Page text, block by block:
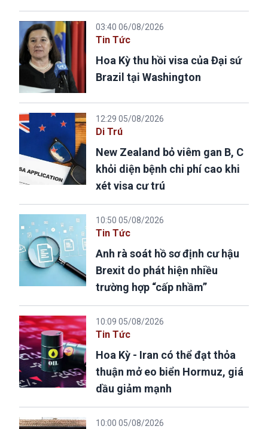
03:40 06/08/2026
Tin Tức
Hoa Kỳ thu hồi visa của Đại sứ
Brazil tại Washington
12:29 05/08/2026
Di Trú
New Zealand bỏ viêm gan B, C
khỏi diện bệnh chi phí cao khi
xét visa cư trú
10:50 05/08/2026
Tin Tức
Anh rà soát hồ sơ định cư hậu
Brexit do phát hiện nhiều
trường hợp “cấp nhầm”
10:09 05/08/2026
Tin Tức
Hoa Kỳ - Iran có thể đạt thỏa
thuận mở eo biển Hormuz, giá
dầu giảm mạnh
10:00 05/08/2026